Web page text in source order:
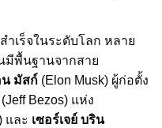
เร็จในระดับโลก หลาย
มีพื้นฐานจากสาย
มัสก์ (Elon Musk) ผู้ก่อตั้ง
(Jeff Bezos) แห่ง
และ เซอร์เจย์ บริน